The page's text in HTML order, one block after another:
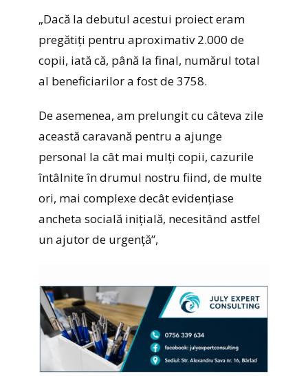
„Dacă la debutul acestui proiect eram
pregătiți pentru aproximativ 2.000 de
copii, iată că, până la final, numărul total
al beneficiarilor a fost de 3758.
De asemenea, am prelungit cu câteva zile
această caravană pentru a ajunge
personal la cât mai mulți copii, cazurile
întâlnite în drumul nostru fiind, de multe
ori, mai complexe decât evidențiase
ancheta socială inițială, necesitând astfel
un ajutor de urgență”,